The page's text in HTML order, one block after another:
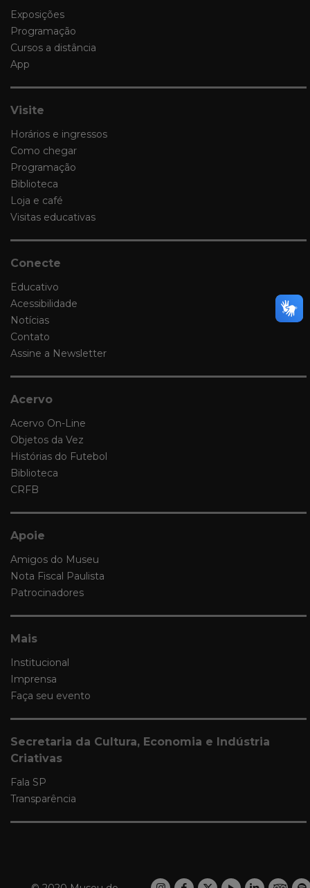
Exposições
Programação
Cursos a distância
App
Visite
Horários e ingressos
Como chegar
Programação
Biblioteca
Loja e café
Visitas educativas
Conecte
Educativo
Acessibilidade
Notícias
Contato
Assine a Newsletter
Acervo
Acervo On-Line
Objetos da Vez
Histórias do Futebol
Biblioteca
CRFB
Apoie
Amigos do Museu
Nota Fiscal Paulista
Patrocinadores
Mais
Institucional
Imprensa
Faça seu evento
Secretaria da Cultura, Economia e Indústria
Criativas
Fala SP
Transparência